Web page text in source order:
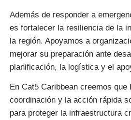
Además de responder a
es fortalecer la resiliencia de la
la región. Apoyamos a
mejorar su preparación ante
planificación, la logística y el
En Cat5 Caribbean creemos
coordinación y la acción rápida
para proteger la infraestructura